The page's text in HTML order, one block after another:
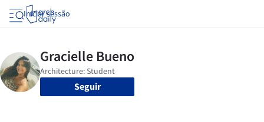
Iniciar sessão
Seguir